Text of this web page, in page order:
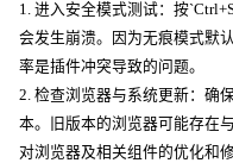
1. 进入安全模式测试：按
会发生崩溃。因为无痕模式默
率是插件冲突导致的问题。
2. 检查浏览器与系统更新：确
本。旧版本的浏览器可能存在
对浏览器及相关组件的优化和修